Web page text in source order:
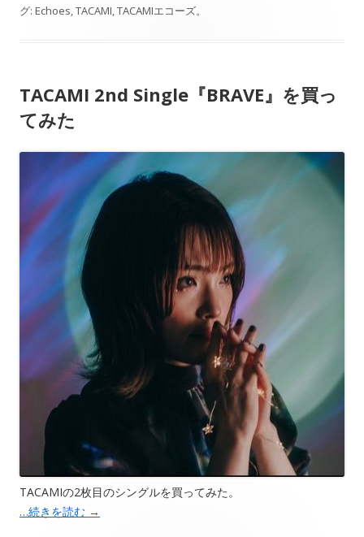
グ: Echoes,TACAMI,TACAMIエコーズ。
TACAMI 2nd Single『BRAVE』を買っ
てみた
TACAMIの2枚目のシングルを買ってみた。
…続きを読む →